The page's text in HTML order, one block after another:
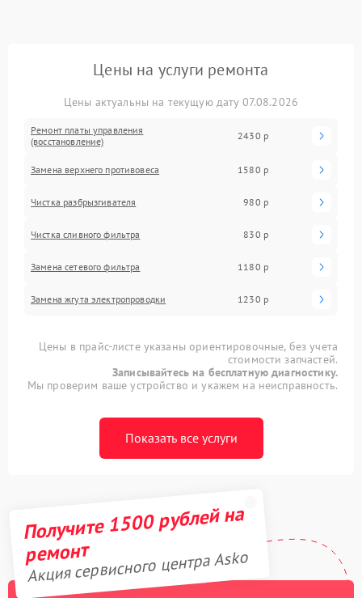
Цены на услуги ремонта
Цены актуальны на текущую дату 07.08.2026
Ремонт платы управления
(восстановление)
2430 р
Замена верхнего противовеса 1580 р
Чистка разбрызгивателя 980 р
Чистка сливного фильтра 830 р
Замена сетевого фильтра 1180 р
Замена жгута электропроводки 1230 р
Цены в прайс-листе указаны ориентировочные, без учета
стоимости запчастей.
Записывайтесь на бесплатную диагностику.
Мы проверим ваше устройство и укажем на неисправность.
Показать все услуги
Получите 1500 рублей на
ремонт
Акция сервисного центра Asko